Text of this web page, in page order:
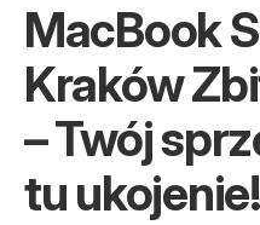
MacBook
Kraków
– Twój
tu ukojenie!